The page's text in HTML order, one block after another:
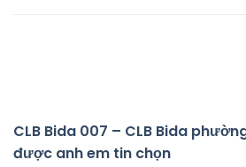
CLB Bida 007 – CLB Bida
được anh em tin chọn